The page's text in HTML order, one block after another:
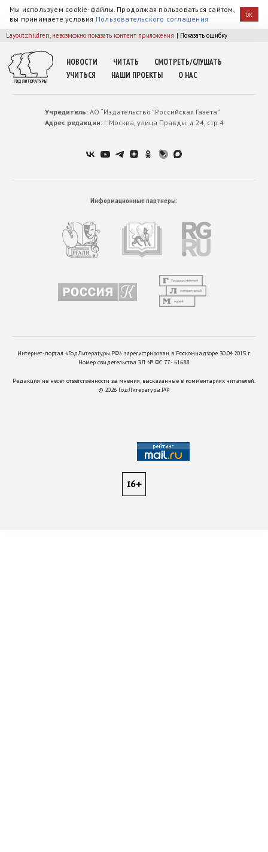
Мы используем cookie-файлы. Продолжая пользоваться сайтом,
вы принимаете условия Пользовательского соглашения OK
Layout:children, невозможно показать контент приложения | Показать ошибку
НОВОСТИ ЧИТАТЬ
СМОТРЕТЬ/СЛУШАТЬ
УЧИТЬСЯ
НАШИ ПРОЕКТЫ О НАС
Учредитель:АО “Издательство ”Российская Газета”
Адрес редакции:г.Москва, улица Правды. д.24, стр.4
Информационные партнеры:
Интернет-портал «ГодЛитературы.РФ» зарегистрирован в Роскомнадзоре 30.04.2015 г.
Номер свидетельства ЭЛ № ФС 77 - 61688.
Редакция не несет ответственности за мнения, высказанные в комментариях читателей.
© 2026 ГодЛитературы.РФ
16+